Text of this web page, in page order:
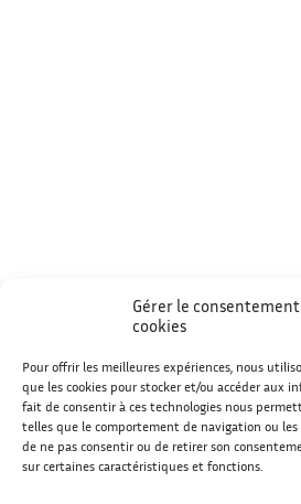
Gérer le consentement
cookies
Pour offrir les meilleures expériences, nous
que les cookies pour stocker et/ou accéder aux
fait de consentir à ces technologies nous
telles que le comportement de navigation ou
de ne pas consentir ou de retirer son
sur certaines caractéristiques et fonctions.